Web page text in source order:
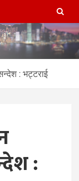
: भट्टराई
: